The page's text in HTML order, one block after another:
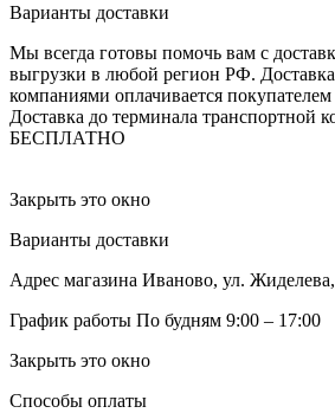
Варианты доставки
Мы всегда готовы помочь вам с
выгрузки в любой регион РФ.
компаниями оплачивается
Доставка до терминала транспортной
БЕСПЛАТНО
Закрыть это окно
Варианты доставки
Адрес магазина Иваново, ул. Жиделева,
График работы По будням 9:00 – 17:00
Закрыть это окно
Способы оплаты